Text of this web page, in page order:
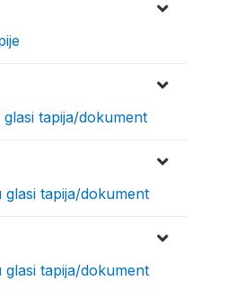
tapija/dokument
glasi tapija/dokument
glasi tapija/dokument